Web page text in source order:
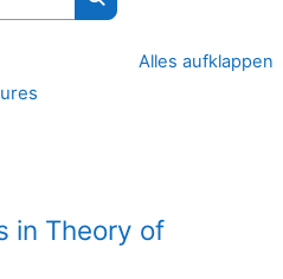
Kurse suchen
Alles aufklappen
in Theory of